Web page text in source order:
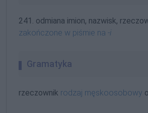
241. odmiana imion, nazwisk,
zakończone w piśmie na -i
Gramatyka
rzeczownik rodzaj męskoosobowy